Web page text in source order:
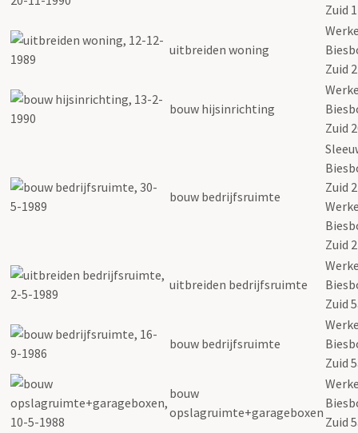
Zuid
uitbreiden woning
Zuid
bouw hijsinrichting
Zuid
bouw bedrijfsruimte
Zuid
Zuid
uitbreiden bedrijfsruimte
Zuid
bouw bedrijfsruimte
Zuid
bouw
opslagruimte+garageboxen
Zuid